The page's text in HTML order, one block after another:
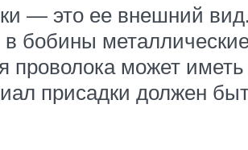
— это ее внешний
бобины
может
присадки должен